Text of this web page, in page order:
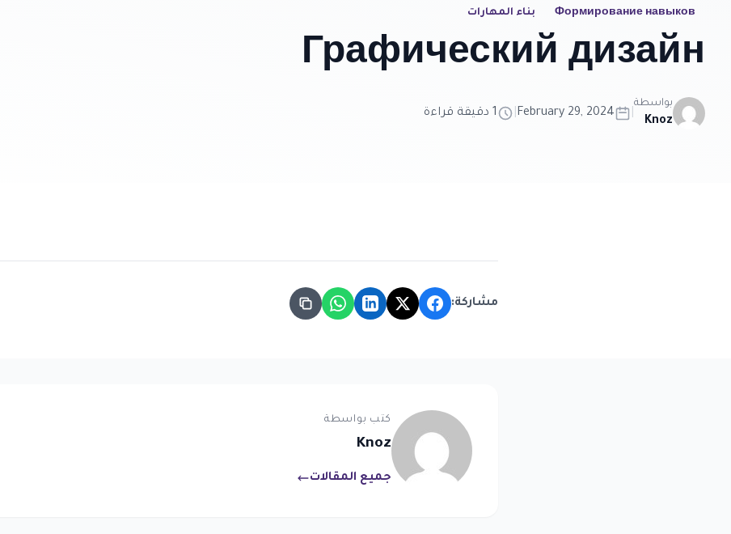
Формирование навыков بناء المهارات
Графический дизайн
بواسطة
Knoz
February 29, 2024 1 دقيقة قراءة
مشاركة:
كتب بواسطة
Knoz
جميع المقالات